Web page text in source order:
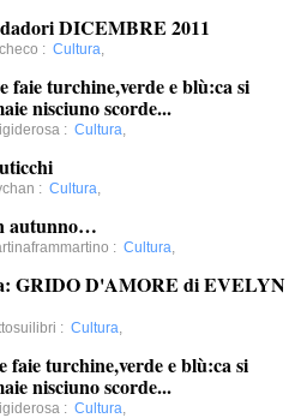
DICEMBRE 2011
: Cultura,
faie turchine,verde e blù:ca si
nisciuno scorde...
: Cultura,
: Cultura,
autunno…
: Cultura,
GRIDO D'AMORE di EVELYN
: Cultura,
faie turchine,verde e blù:ca si
nisciuno scorde...
: Cultura,